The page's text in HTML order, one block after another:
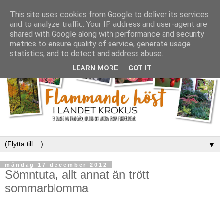
▼
måndag 17 december 2012
Sömntuta, allt annat än trött
sommarblomma
This site uses cookies from Google to deliver its services
and to analyze traffic. Your IP address and user-agent are
shared with Google along with performance and security
metrics to ensure quality of service, generate usage
statistics, and to detect and address abuse.
LEARN MORE GOT IT